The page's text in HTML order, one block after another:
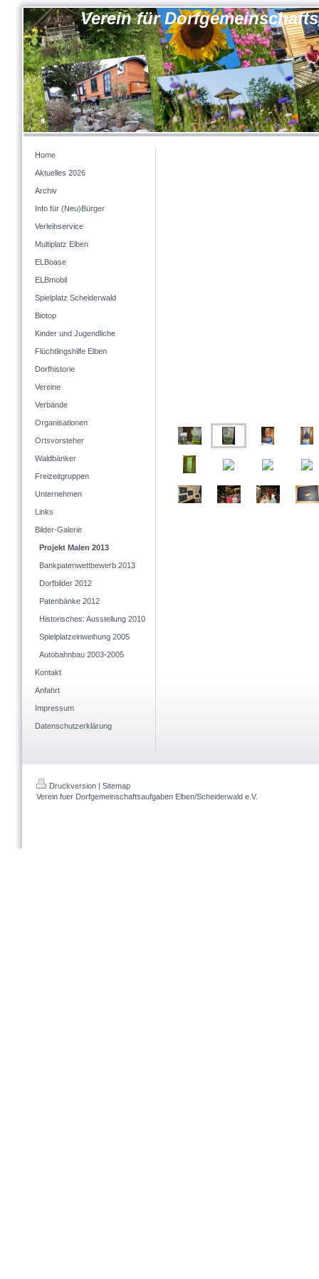
Verein für
Home
Aktuelles 2026
Archiv
Info für (Neu)Bürger
Verleihservice
Multiplatz Elben
ELBoase
ELBmobil
Spielplatz Scheiderwald
Biotop
Kinder und Jugendliche
Flüchtlingshilfe Elben
Dorfhistorie
Vereine
Verbände
Organisationen
Ortsvorsteher
Waldbänker
Freizeitgruppen
Unternehmen
Links
Bilder-Galerie
Projekt Malen 2013
Bankpatenwettbewerb 2013
Dorfbilder 2012
Patenbänke 2012
Historisches: Ausstellung 2010
Spielplatzeinweihung 2005
Autobahnbau 2003-2005
Kontakt
Anfahrt
Impressum
Datenschutzerklärung
Druckversion | Sitemap
Verein fuer Dorfgemeinschaftsaufgaben Elben/Scheiderwald e.V.